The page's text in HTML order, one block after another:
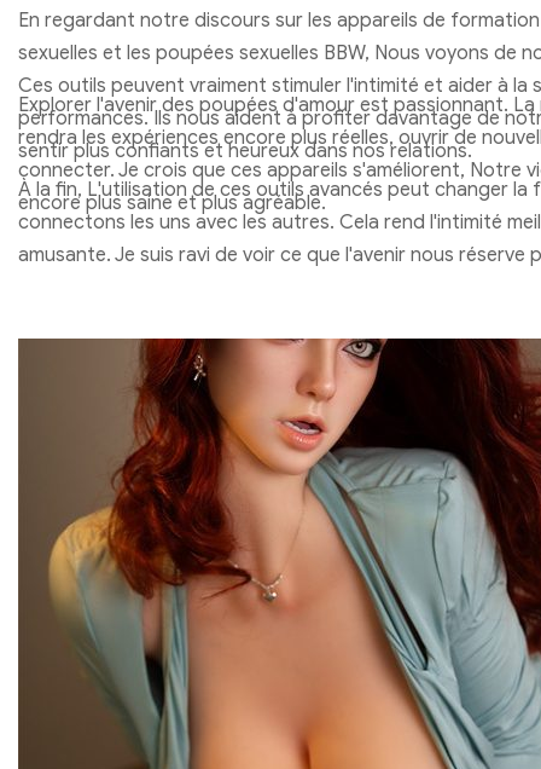
En regardant notre discours sur les appareils de
sexuelles et les poupées sexuelles BBW, Nous voyons de
Ces outils peuvent vraiment stimuler l'intimité et aider à la
performances. Ils nous aident à profiter davantage de
sentir plus confiants et heureux dans nos relations.
Explorer l'avenir des poupées d'amour est passionnant.
rendra les expériences encore plus réelles, ouvrir de
connecter. Je crois que ces appareils s'améliorent, Notre
encore plus saine et plus agréable.
À la fin, L'utilisation de ces outils avancés peut changer la
connectons les uns avec les autres. Cela rend l'intimité
amusante. Je suis ravi de voir ce que l'avenir nous réserve